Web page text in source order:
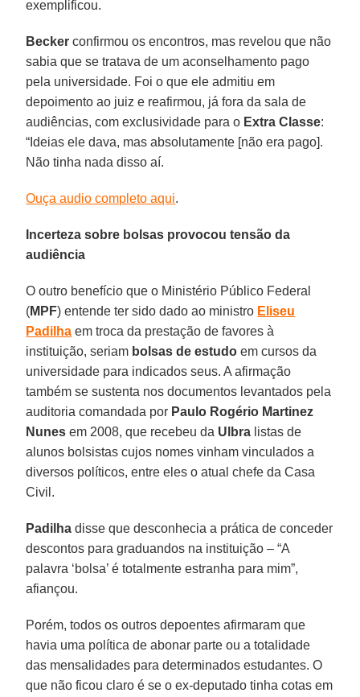
exemplificou.
Becker confirmou os encontros, mas revelou que não
sabia que se tratava de um aconselhamento pago
pela universidade. Foi o que ele admitiu em
depoimento ao juiz e reafirmou, já fora da sala de
audiências, com exclusividade para o Extra Classe:
“Ideias ele dava, mas absolutamente [não era pago].
Não tinha nada disso aí.
Ouça audio completo aqui.
Incerteza sobre bolsas provocou tensão da
audiência
O outro benefício que o Ministério Público Federal
(MPF) entende ter sido dado ao ministro Eliseu
Padilha em troca da prestação de favores à
instituição, seriam bolsas de estudo em cursos da
universidade para indicados seus. A afirmação
também se sustenta nos documentos levantados pela
auditoria comandada por Paulo Rogério Martinez
Nunes em 2008, que recebeu da Ulbra listas de
alunos bolsistas cujos nomes vinham vinculados a
diversos políticos, entre eles o atual chefe da Casa
Civil.
Padilha disse que desconhecia a prática de conceder
descontos para graduandos na instituição – “A
palavra ‘bolsa’ é totalmente estranha para mim”,
afiançou.
Porém, todos os outros depoentes afirmaram que
havia uma política de abonar parte ou a totalidade
das mensalidades para determinados estudantes. O
que não ficou claro é se o ex-deputado tinha cotas em